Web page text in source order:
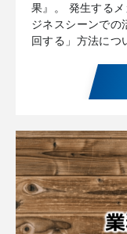
果』。 発生する
ジネスシーンでの
回する」方法に